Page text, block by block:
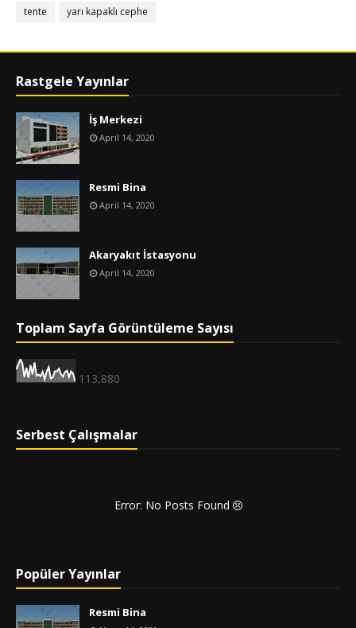
tente
yarı kapaklı cephe
Rastgele Yayınlar
İş Merkezi
April 14, 2020
Resmi Bina
April 14, 2020
Akaryakıt İstasyonu
April 14, 2020
Toplam Sayfa Görüntüleme Sayısı
113,880
Serbest Çalışmalar
Error: No Posts Found
Popüler Yayınlar
Resmi Bina